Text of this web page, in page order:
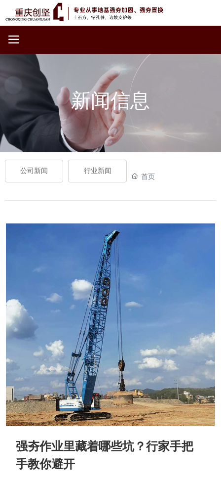
新闻信息
公司新闻 行业新闻
首页
强夯作业里藏着哪些坑？行家手把
手教你避开